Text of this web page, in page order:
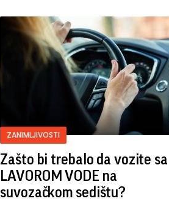
ZANIMLJIVOSTI
Zašto bi trebalo da vozite sa
LAVOROM VODE na
suvozačkom sedištu?